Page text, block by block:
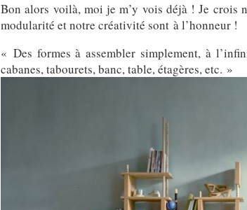
Bon alors voilà, moi je m’y vois déjà ! Je crois
modularité et notre créativité sont à l’honneur !
« Des formes à assembler simplement, à
cabanes, tabourets, banc, table, étagères, etc. »